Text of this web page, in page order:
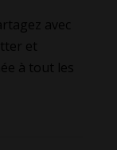
avec
et
à tout les